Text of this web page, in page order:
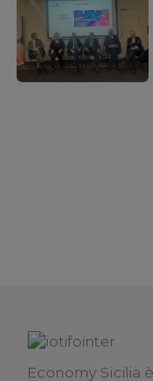
Economy Sicilia